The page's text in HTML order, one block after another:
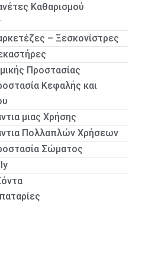
Καθαρισμού
– Ξεσκονίστρες
Προστασίας
Κεφαλής και
μιας Χρήσης
Πολλαπλών Χρήσεων
Σώματος